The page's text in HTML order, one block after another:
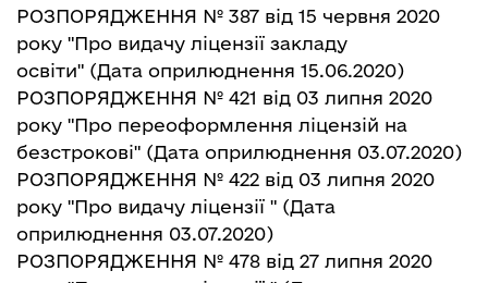
РОЗПОРЯДЖЕННЯ № 387 від 15 червня 2020
року "Про видачу ліцензії закладу
освіти" (Дата оприлюднення 15.06.2020)
РОЗПОРЯДЖЕННЯ № 421 від 03 липня 2020
року "Про переоформлення ліцензій на
безстрокові" (Дата оприлюднення 03.07.2020)
РОЗПОРЯДЖЕННЯ № 422 від 03 липня 2020
року "Про видачу ліцензії " (Дата
оприлюднення 03.07.2020)
РОЗПОРЯДЖЕННЯ № 478 від 27 липня 2020